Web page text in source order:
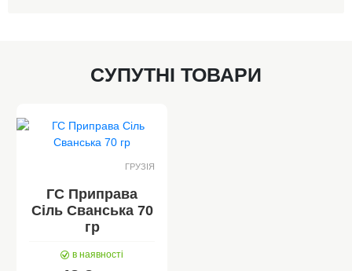
СУПУТНІ ТОВАРИ
ГРУЗІЯ
ГС Приправа
Сіль Сванська 70
гр
в наявності